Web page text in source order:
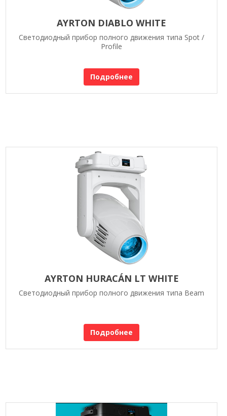
AYRTON DIABLO WHITE
Светодиодный прибор полного движения типа Spot /
Profile
Подробнее
AYRTON HURACÁN LT WHITE
Светодиодный прибор полного движения типа Beam
Подробнее